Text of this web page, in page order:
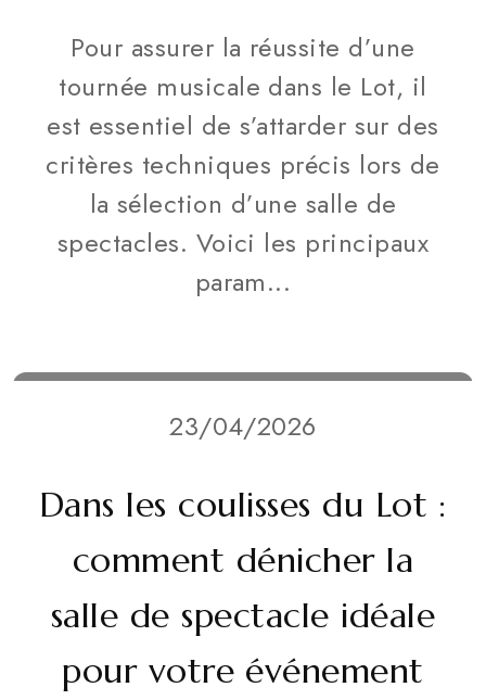
Pour assurer la réussite d’une
tournée musicale dans le Lot, il
est essentiel de s’attarder sur des
critères techniques précis lors de
la sélection d’une salle de
spectacles. Voici les principaux
param...
23/04/2026
Dans les coulisses du Lot :
comment dénicher la
salle de spectacle idéale
pour votre événement